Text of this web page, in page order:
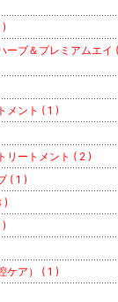
)
ーブ＆プレミアムエイ (
メント ( 1 )
リートメント ( 2 )
( 1 )
)
)
ケア） ( 1 )